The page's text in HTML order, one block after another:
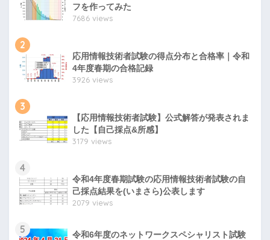
フを作ってみた
7686 views
2
応用情報技術者試験の得点分布と合格率｜令和
4年度春期の合格記録
3926 views
3
【応用情報技術者試験】公式解答が発表されま
した【自己採点&所感】
3179 views
4
令和4年度春期試験の応用情報技術者試験の自
己採点結果を(いまさら)公表します
2079 views
5
令和6年度のネットワークスペシャリスト試験